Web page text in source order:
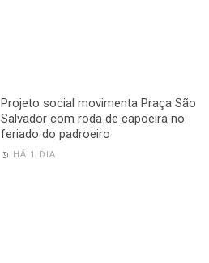
Projeto social movimenta Praça São
Salvador com roda de capoeira no
feriado do padroeiro
HÁ 1 DIA